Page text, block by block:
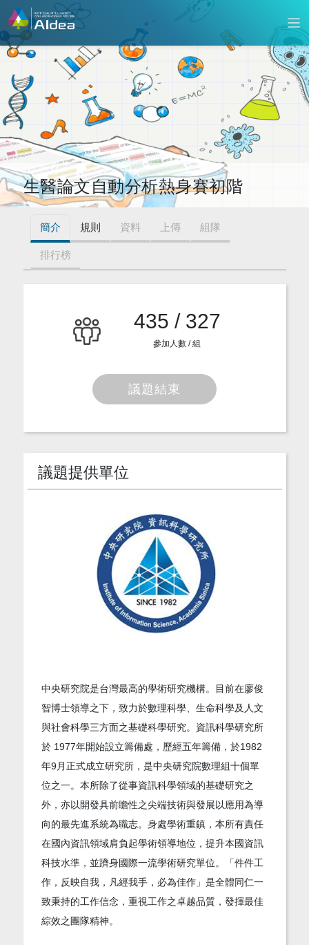
生醫論文自動分析熱身賽初階
簡介 規則 資料 上傳 組隊
排行榜
435 / 327
參加人數 / 組
議題結束
議題提供單位
中央研究院是台灣最高的學術研究機構。目前在廖俊
智博士領導之下，致力於數理科學、生命科學及人文
與社會科學三方面之基礎科學研究。資訊科學研究所
於 1977年開始設立籌備處，歷經五年籌備，於1982
年9月正式成立研究所，是中央研究院數理組十個單
位之一。本所除了從事資訊科學領域的基礎研究之
外，亦以開發具前瞻性之尖端技術與發展以應用為導
向的最先進系統為職志。身處學術重鎮，本所有責任
在國內資訊領域肩負起學術領導地位，提升本國資訊
科技水準，並躋身國際一流學術研究單位。「件件工
作，反映自我，凡經我手，必為佳作」是全體同仁一
致秉持的工作信念，重視工作之卓越品質，發揮最佳
綜效之團隊精神。